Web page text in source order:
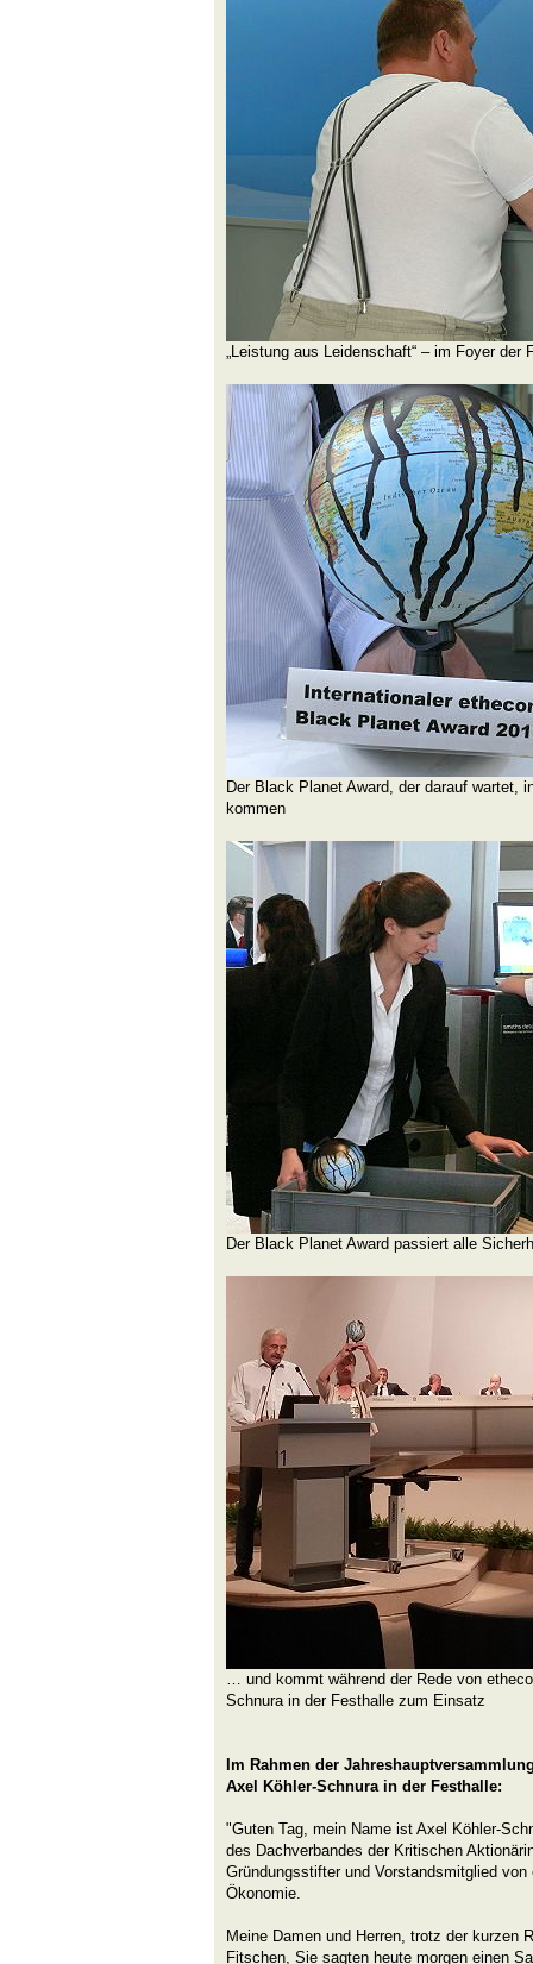
„Leistung aus Leidenschaft“ – im Foyer der
Der Black Planet Award, der darauf wartet,
kommen
Der Black Planet Award passiert alle
… und kommt während der Rede von
Schnura in der Festhalle zum Einsatz
Im Rahmen der
Axel Köhler-Schnura in der Festhalle:
"Guten Tag, mein Name ist Axel Köhler-
des Dachverbandes der Kritischen
Gründungsstifter und Vorstandsmitglied
Ökonomie.
Meine Damen und Herren, trotz der kurzen
Fitschen, Sie sagten heute morgen einen